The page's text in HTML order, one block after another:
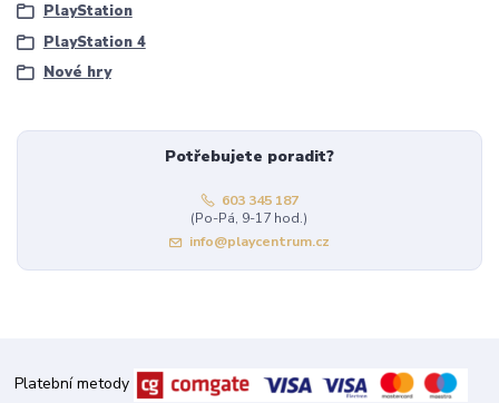
PlayStation
PlayStation 4
Nové hry
Potřebujete poradit?
603 345 187
(Po-Pá, 9-17 hod.)
info@playcentrum.cz
Platební metody